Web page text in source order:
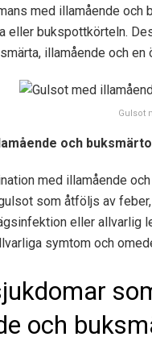
med illamående
eller bukspottkörteln.
illamående och en
Gulsot
och
med illamående
som åtföljs av
eller allvarlig
symtom och
och